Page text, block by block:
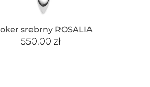
srebrny ROSALIA
550.00 zł